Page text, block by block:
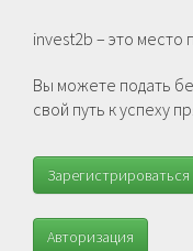
invest2b – это место
Вы можете подать
свой путь к успеху
Зарегистрироваться
Авторизация